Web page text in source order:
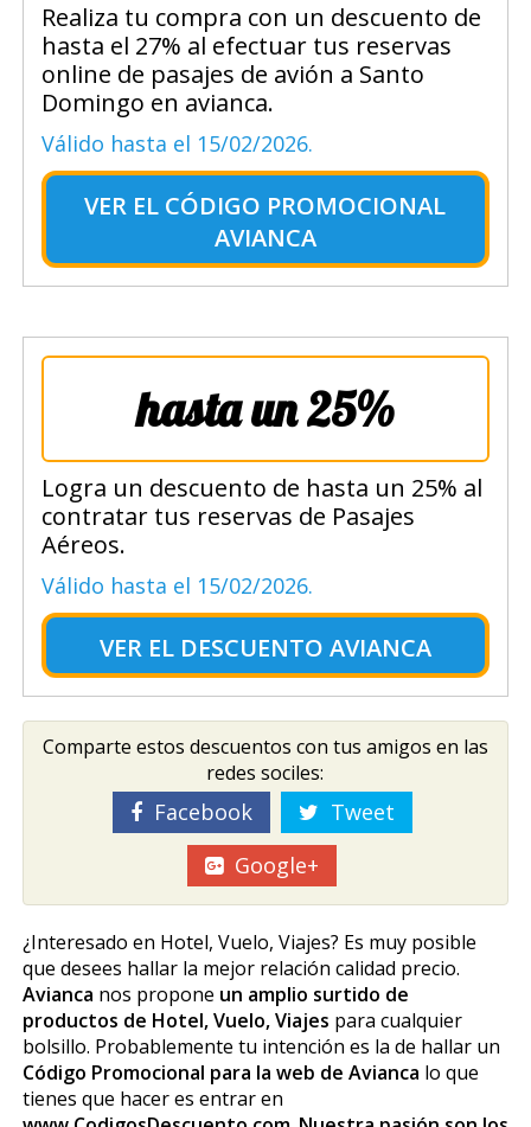
Realiza tu compra con un descuento de
hasta el 27% al efectuar tus reservas
online de pasajes de avión a Santo
Domingo en avianca.
Válido hasta el 15/02/2026.
VER EL CÓDIGO PROMOCIONAL
AVIANCA
hasta un 25%
Logra un descuento de hasta un 25% al
contratar tus reservas de Pasajes
Aéreos.
Válido hasta el 15/02/2026.
VER EL DESCUENTO AVIANCA
Comparte estos descuentos con tus amigos en las
redes sociles:
Facebook
Tweet
Google+
¿Interesado en Hotel, Vuelo, Viajes? Es muy posible
que desees hallar la mejor relación calidad precio.
Avianca nos propone un amplio surtido de
productos de Hotel, Vuelo, Viajes para cualquier
bolsillo. Probablemente tu intención es la de hallar un
Código Promocional para la web de Avianca lo que
tienes que hacer es entrar en